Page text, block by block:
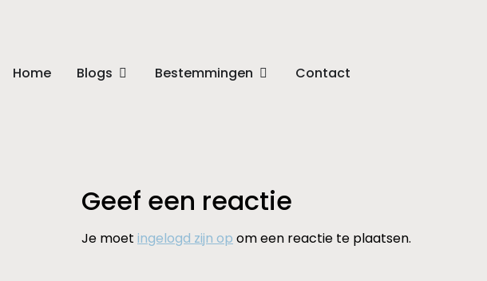
Home Blogs Bestemmingen Contact
Geef een reactie
Je moet ingelogd zijn op om een reactie te plaatsen.